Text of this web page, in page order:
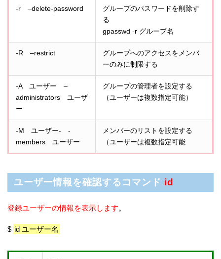
-r –delete-password
グループのパスワードを削除す
る
gpasswd -r グループ名
-R –restrict
グループへのアクセスをメンバ
ーのみに制限する
-A ユーザー –
administrators ユーザ
ー
グループの管理者を設定する
（ユーザーは複数指定可能）
-M ユーザー- -
members ユーザー
メンバーのリストを設定する
（ユーザーは複数指定可能
ユーザー情報を確認するコマンド id
登録ユーザーの情報を表示します。
$ id ユーザー名